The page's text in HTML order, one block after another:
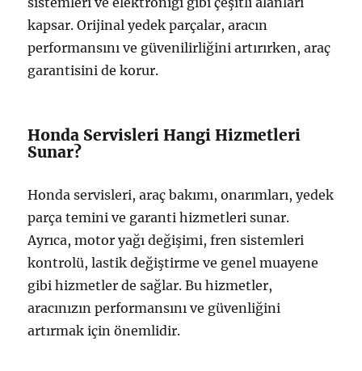
kapsar. Orijinal yedek parçalar, aracın
performansını ve güvenilirliğini artırırken, araç
garantisini de korur.
Honda Servisleri Hangi Hizmetleri
Sunar?
Honda servisleri, araç bakımı, onarımları, yedek
parça temini ve garanti hizmetleri sunar.
Ayrıca, motor yağı değişimi, fren sistemleri
kontrolü, lastik değiştirme ve genel muayene
gibi hizmetler de sağlar. Bu hizmetler,
aracınızın performansını ve güvenliğini
artırmak için önemlidir.